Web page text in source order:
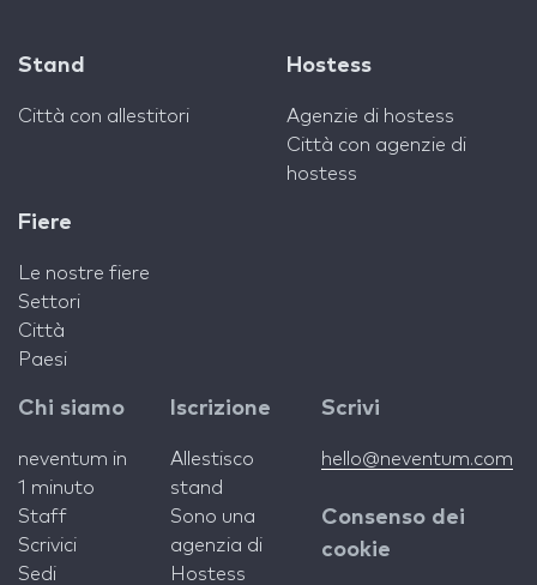
Stand
Città con allestitori
Hostess
Agenzie di hostess
Città con agenzie di
hostess
Fiere
Le nostre fiere
Settori
Città
Paesi
Chi siamo
neventum in
1 minuto
Staff
Scrivici
Sedi
Iscrizione
Allestisco
stand
Sono una
agenzia di
Hostess
Scrivi
hello@neventum.com
Consenso dei
cookie